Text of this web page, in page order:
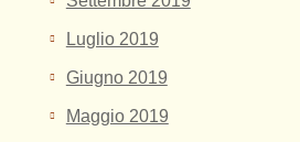
Luglio 2019
Giugno 2019
Maggio 2019